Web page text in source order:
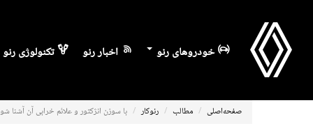
خودروهای رنو اخبار رنو تکنولوژی رنو
صفحه‌اصلی مطالب رنوکار با سوزن انژکتور و علائم خرابی آن آشنا